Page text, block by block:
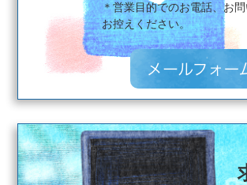
＊営業目的でのお電話、お
​​​​​​​お控えください。